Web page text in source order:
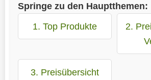
Springe zu den Hauptthemen:
1. Top Produkte
2.
3. Preisübersicht